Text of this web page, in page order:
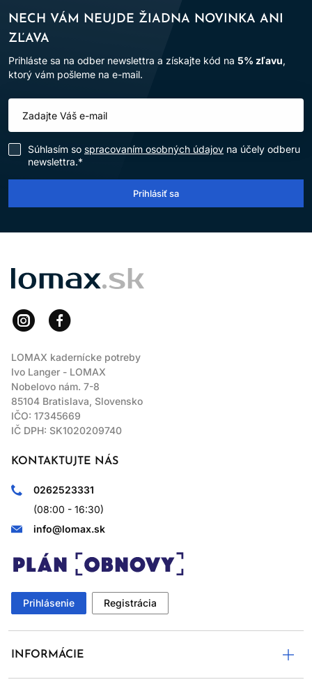
NECH VÁM NEUJDE ŽIADNA NOVINKA ANI
ZĽAVA
Prihláste sa na odber newslettra a získajte kód na 5% zľavu,
ktorý vám pošleme na e-mail.
Súhlasím so spracovaním osobných údajov na účely odberu
newslettra.*
Prihlásiť sa
LOMAX
LOMAX kadernícke potreby
Ivo Langer - LOMAX
Nobelovo nám. 7-8
85104 Bratislava, Slovensko
IČO: 17345669
IČ DPH: SK1020209740
KONTAKTUJTE NÁS
0262523331
(08:00 - 16:30)
info@lomax.sk
Prihlásenie Registrácia
INFORMÁCIE